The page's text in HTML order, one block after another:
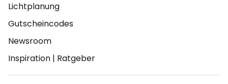
Lichtplanung
Gutscheincodes
Newsroom
Inspiration | Ratgeber